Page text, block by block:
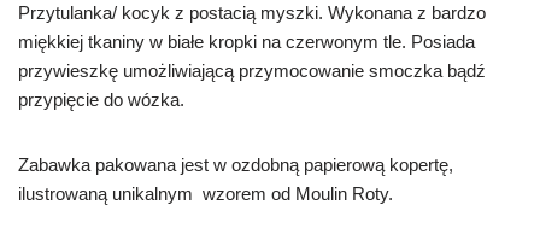
Przytulanka/ kocyk z postacią myszki. Wykonana z bardzo
miękkiej tkaniny w białe kropki na czerwonym tle. Posiada
przywieszkę umożliwiającą przymocowanie smoczka bądź
przypięcie do wózka.
Zabawka pakowana jest w ozdobną papierową kopertę,
ilustrowaną unikalnym wzorem od Moulin Roty.